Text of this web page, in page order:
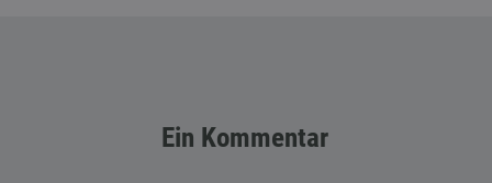
Ein Kommentar